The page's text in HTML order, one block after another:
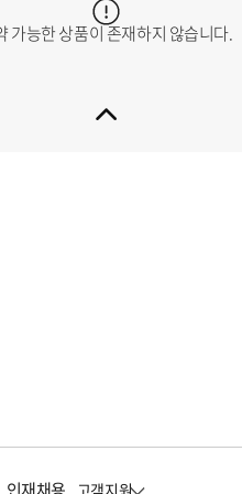
가능한 상품이 존재하지 않습니다.
인재채용 고객지원